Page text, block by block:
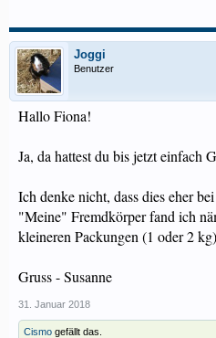
Joggi
Benutzer
Hallo Fiona!
Ja, da hattest du bis jetzt einfach
Ich denke nicht, dass dies eher
"Meine" Fremdkörper fand ich
kleineren Packungen (1 oder 2
Gruss - Susanne
31. Januar 2018
Cismo gefällt das.